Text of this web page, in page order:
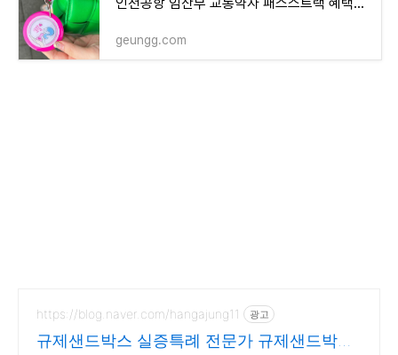
geungg.com
https://blog.naver.com/hangajung11 광고
규제샌드박스 실증특례 전문가 규제샌드박스